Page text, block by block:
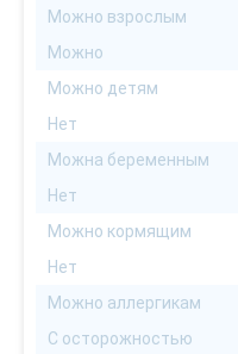
Можно взрослым
Можно
Можно детям
Нет
Можна беременным
Нет
Можно кормящим
Нет
Можно аллергикам
С осторожностью